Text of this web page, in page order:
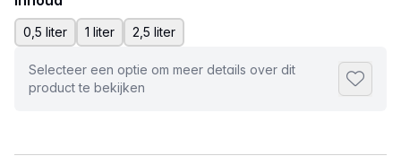
0,5 liter 1 liter 2,5 liter
Selecteer een optie om meer details over dit
product te bekijken